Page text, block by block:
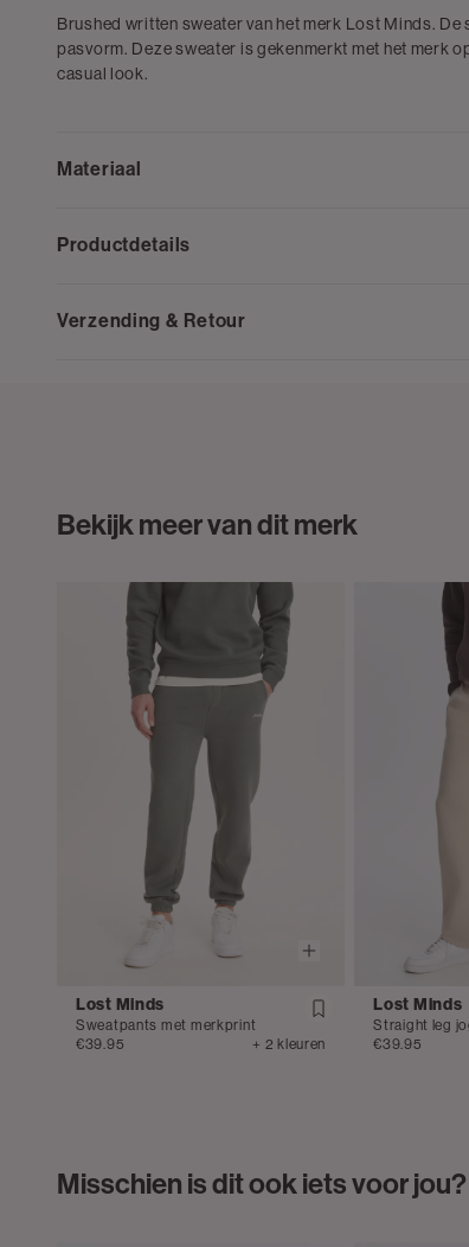
Brushed written sweater van het merk Lost Minds.
pasvorm. Deze sweater is gekenmerkt met het merk
casual look.
Materiaal
Productdetails
Verzending & Retour
Bekijk meer van dit merk
Lost Minds
Sweatpants met merkprint
€39.95
+ 2 kleuren
Lost Minds
Straight leg
€39.95
Misschien is dit ook iets voor jou?